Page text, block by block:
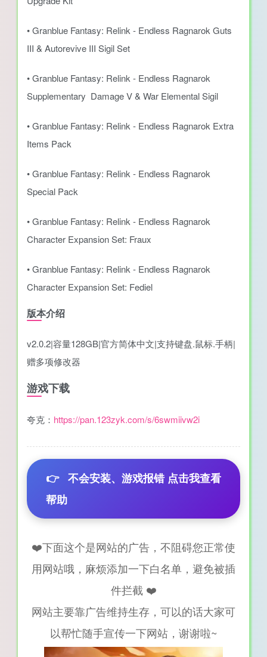
• Granblue Fantasy: Relink - Endless Ragnarok Guts
III & Autorevive III Sigil Set
• Granblue Fantasy: Relink - Endless Ragnarok
Supplementary Damage V & War Elemental Sigil
• Granblue Fantasy: Relink - Endless Ragnarok Extra
Items Pack
• Granblue Fantasy: Relink - Endless Ragnarok
Special Pack
• Granblue Fantasy: Relink - Endless Ragnarok
Character Expansion Set: Fraux
• Granblue Fantasy: Relink - Endless Ragnarok
Character Expansion Set: Fediel
版本介绍
v2.0.2|容量128GB|官方简体中文|支持键盘.鼠标.手柄|
赠多项修改器
游戏下载
夸克： https://pan.123zyk.com/s/6swmiivw2i
👉 不会安装、游戏报错 点击我查看
帮助
❤️下面这个是网站的广告，不阻碍您正常使
用网站哦，麻烦添加一下白名单，避免被插
件拦截 ❤️
网站主要靠广告维持生存，可以的话大家可
以帮忙随手宣传一下网站，谢谢啦~